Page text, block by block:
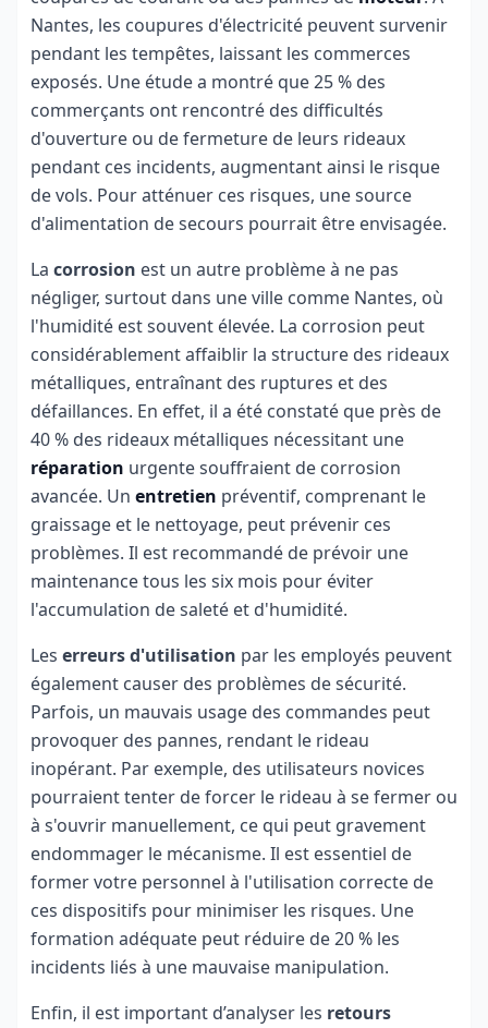
Nantes, les coupures d'électricité peuvent survenir
pendant les tempêtes, laissant les commerces
exposés. Une étude a montré que 25 % des
commerçants ont rencontré des difficultés
d'ouverture ou de fermeture de leurs rideaux
pendant ces incidents, augmentant ainsi le risque
de vols. Pour atténuer ces risques, une source
d'alimentation de secours pourrait être envisagée.
La corrosion est un autre problème à ne pas
négliger, surtout dans une ville comme Nantes, où
l'humidité est souvent élevée. La corrosion peut
considérablement affaiblir la structure des rideaux
métalliques, entraînant des ruptures et des
défaillances. En effet, il a été constaté que près de
40 % des rideaux métalliques nécessitant une
réparation urgente souffraient de corrosion
avancée. Un entretien préventif, comprenant le
graissage et le nettoyage, peut prévenir ces
problèmes. Il est recommandé de prévoir une
maintenance tous les six mois pour éviter
l'accumulation de saleté et d'humidité.
Les erreurs d'utilisation par les employés peuvent
également causer des problèmes de sécurité.
Parfois, un mauvais usage des commandes peut
provoquer des pannes, rendant le rideau
inopérant. Par exemple, des utilisateurs novices
pourraient tenter de forcer le rideau à se fermer ou
à s'ouvrir manuellement, ce qui peut gravement
endommager le mécanisme. Il est essentiel de
former votre personnel à l'utilisation correcte de
ces dispositifs pour minimiser les risques. Une
formation adéquate peut réduire de 20 % les
incidents liés à une mauvaise manipulation.
Enfin, il est important d’analyser les retours